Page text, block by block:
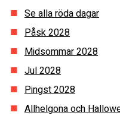
Se alla röda dagar
Påsk2028
Midsommar2028
Jul2028
Pingst2028
Allhelgona och